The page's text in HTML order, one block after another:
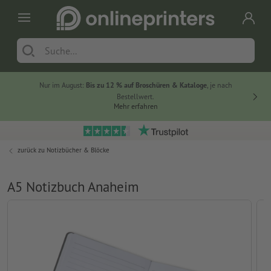
Nur im August: Bis zu 12 % auf Broschüren & Kataloge, je nach
Bestellwert.
Mehr erfahren
zurück zu Notizbücher & Blöcke
A5 Notizbuch Anaheim